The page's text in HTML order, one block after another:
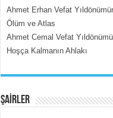
Ahmet Erhan Vefat
Ölüm ve Atlas
Ahmet Cemal Vefat
Hoşça Kalmanın Ahlakı
ŞAİRLER